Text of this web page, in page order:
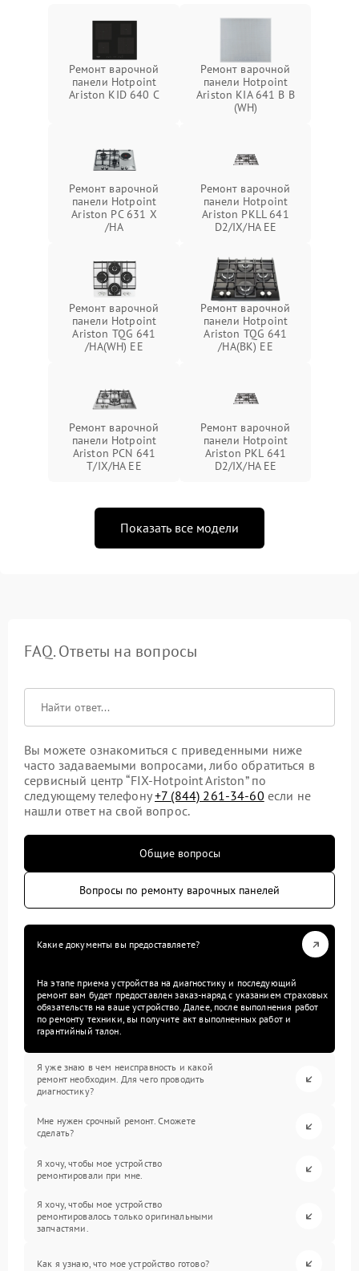
Ремонт варочной
панели Hotpoint
Ariston KID 640 C
Ремонт варочной
панели Hotpoint
Ariston KIA 641 B B
(WH)
Ремонт варочной
панели Hotpoint
Ariston PC 631 X
/HA
Ремонт варочной
панели Hotpoint
Ariston PKLL 641
D2/IX/HA EE
Ремонт варочной
панели Hotpoint
Ariston TQG 641
/HA(WH) EE
Ремонт варочной
панели Hotpoint
Ariston TQG 641
/HA(BK) EE
Ремонт варочной
панели Hotpoint
Ariston PCN 641
T/IX/HA EE
Ремонт варочной
панели Hotpoint
Ariston PKL 641
D2/IX/HA EE
Показать все модели
FAQ. Ответы на вопросы
Вы можете ознакомиться с приведенными ниже
часто задаваемыми вопросами, либо обратиться в
сервисный центр “FIX-Hotpoint Ariston” по
следующему телефону+7 (844) 261-34-60 если не
нашли ответ на свой вопрос.
Общие вопросы
Вопросы по ремонту варочных панелей
Какие документы вы предоставляете?
На этапе приема устройства на диагностику и последующий
ремонт вам будет предоставлен заказ-наряд с указанием страховых
обязательств на ваше устройство. Далее, после выполнения работ
по ремонту техники, вы получите акт выполненных работ и
гарантийный талон.
Я уже знаю в чем неисправность и какой
ремонт необходим. Для чего проводить
диагностику?
Мне нужен срочный ремонт. Сможете
сделать?
Я хочу, чтобы мое устройство
ремонтировали при мне.
Я хочу, чтобы мое устройство
ремонтировалось только оригинальными
запчастями.
Как я узнаю, что мое устройство готово?